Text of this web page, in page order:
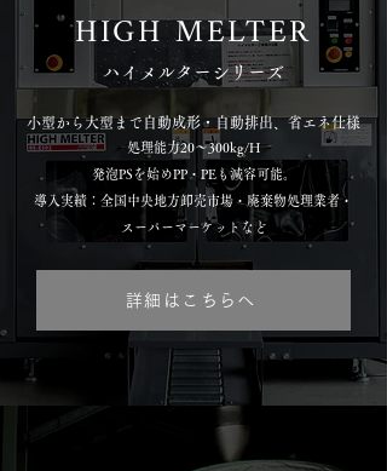
HIGH MELTER
​ハイメルターシリーズ
小型から大型まで自動成形・自動排出、省エネ仕様
処理能力20～300kg/H
発泡PSを始めPP・PEも減容可能。
導入実績：全国中央地方卸売市場・廃棄物処理業者・
スーパーマーケットなど
詳細はこちらへ